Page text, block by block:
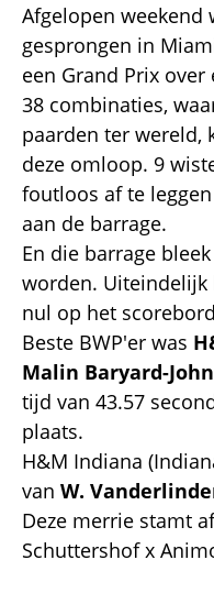
Afgelopen weekend
gesprongen in
een Grand Prix
38 combinaties,
paarden ter wereld,
deze omloop. 9
foutloos af te
aan de barrage.
En die barrage
worden.
nul op het
Beste BWP'er was
Malin Baryard-
tijd van 43.57
plaats.
H&M Indiana
van W.
Deze merrie stamt
Schuttershof x